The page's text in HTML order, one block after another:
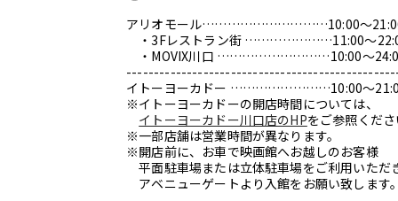
アリオモール…………………………10:00～
・3Fレストラン街 …………………11:00～
・MOVIX川口 ………………………10:00～
イトーヨーカドー ……………………10:00～
※イトーヨーカドーの開店時間については、
イトーヨーカドー川口店のHPをご参照くだ
※一部店舗は営業時間が異なります。
※開店前に、お車で映画館へお越しのお客様
平面駐車場または立体駐車場をご利用いただ
アベニューゲートより入館をお願い致します